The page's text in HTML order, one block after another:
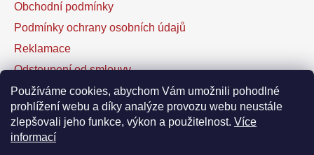
Používáme cookies, abychom Vám umožnili pohodlné
prohlížení webu a díky analýze provozu webu neustále
zlepšovali jeho funkce, výkon a použitelnost. Více
informací
Obchodní podmínky
Podmínky ochrany osobních údajů
Reklamace
Odstoupení od smlouvy
Kontaktní formulář
Facebook